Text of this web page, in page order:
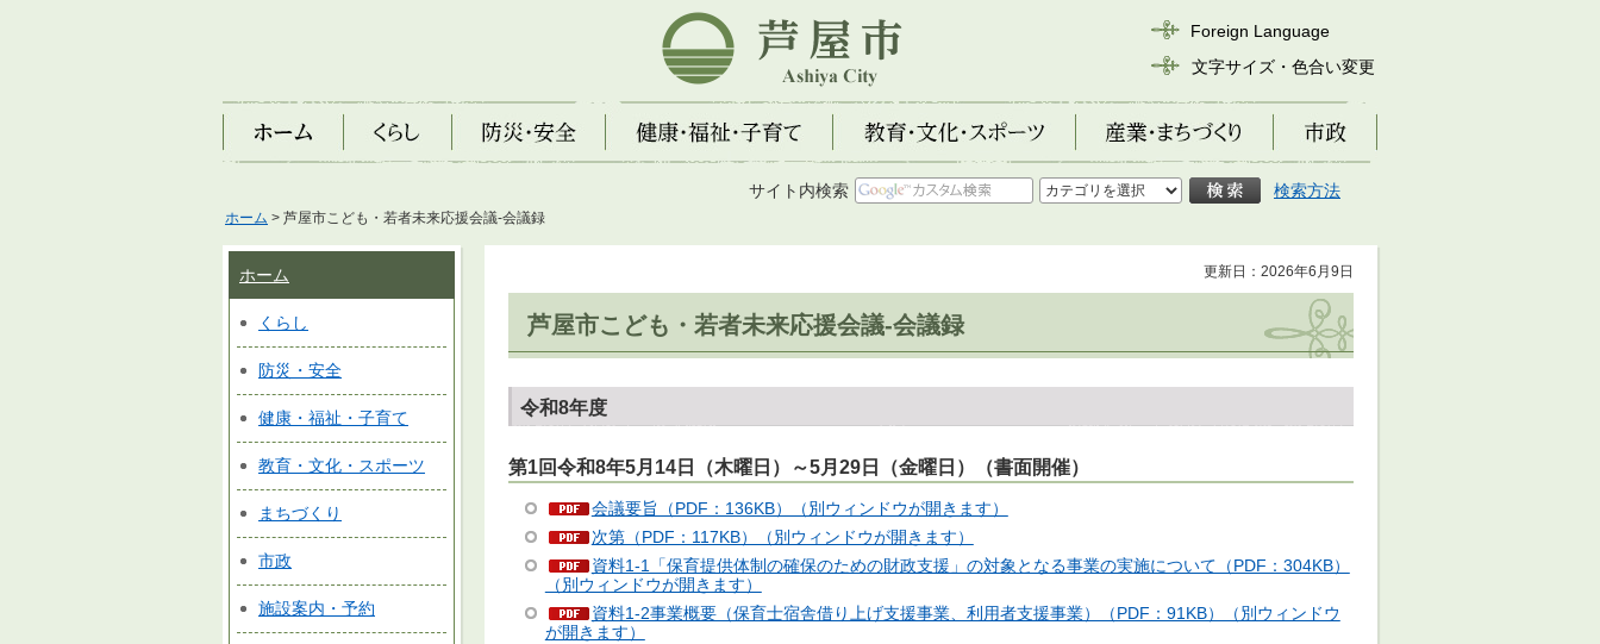
芦屋市
Foreign Language
文字サイズ・色合い変更
ホーム くらし 防災・安全 健康・福祉・子育て 教育・文化・スポーツ 産業・まちづくり 市政
サイト内検索 検索方法
ホーム > 芦屋市こども・若者未来応援会議-会議録
ホーム
くらし
防災・安全
健康・福祉・子育て
教育・文化・スポーツ
まちづくり
市政
施設案内・予約
更新日：2026年6月9日
芦屋市こども・若者未来応援会議-会議録
令和8年度
第1回令和8年5月14日（木曜日）～5月29日（金曜日）（書面開催）
会議要旨（PDF：136KB）（別ウィンドウが開きます）
次第（PDF：117KB）（別ウィンドウが開きます）
資料1-1「保育提供体制の確保のための財政支援」の対象となる事業の実施について（PDF：304KB）
（別ウィンドウが開きます）
資料1-2事業概要（保育士宿舎借り上げ支援事業、利用者支援事業）（PDF：91KB）（別ウィンドウ
が開きます）